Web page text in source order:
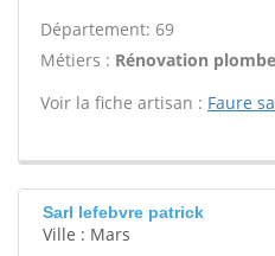
Département: 69
Métiers : Rénovation
Voir la fiche artisan : Faure
Sarl lefebvre patrick
Ville : Mars